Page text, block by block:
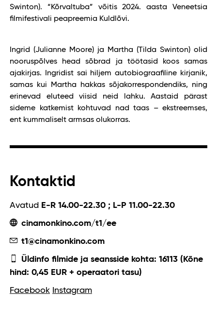
Swinton). “Kõrvaltuba” võitis 2024. aasta Veneetsia
filmifestivali peapreemia Kuldlõvi.
Ingrid (Julianne Moore) ja Martha (Tilda Swinton) olid
nooruspõlves head sõbrad ja töötasid koos samas
ajakirjas. Ingridist sai hiljem autobiograafiline kirjanik,
samas kui Martha hakkas sõjakorrespondendiks, ning
erinevad eluteed viisid neid lahku. Aastaid pärast
sideme katkemist kohtuvad nad taas – ekstreemses,
ent kummaliselt armsas olukorras.
Kontaktid
Avatud E-R 14.00-22.30 ; L-P 11.00-22.30
cinamonkino.com/t1/ee
t1@cinamonkino.com
Üldinfo filmide ja seansside kohta: 16113 (Kõne
hind: 0,45 EUR + operaatori tasu)
Facebook Instagram